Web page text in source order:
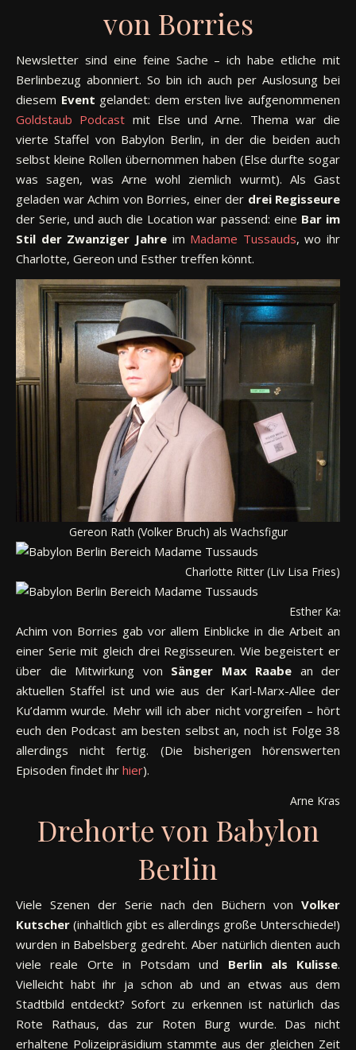
von Borries
Newsletter sind eine feine Sache – ich habe etliche mit
Berlinbezug abonniert. So bin ich auch per Auslosung bei
diesem Event gelandet: dem ersten live aufgenommenen
Goldstaub Podcast mit Else und Arne. Thema war die
vierte Staffel von Babylon Berlin, in der die beiden auch
selbst kleine Rollen übernommen haben (Else durfte sogar
was sagen, was Arne wohl ziemlich wurmt). Als Gast
geladen war Achim von Borries, einer der drei Regisseure
der Serie, und auch die Location war passend: eine Bar im
Stil der Zwanziger Jahreim Madame Tussauds, wo ihr
Charlotte, Gereon und Esther treffen könnt.
Gereon Rath (Volker Bruch) als Wachsfigur
Charlotte Ritter (Liv Lisa Fries)
Esther
Achim von Borries gab vor allem Einblicke in die Arbeit an
einer Serie mit gleich drei Regisseuren. Wie begeistert er
über die Mitwirkung von Sänger Max Raabe an der
aktuellen Staffel ist und wie aus der Karl-Marx-Allee der
Ku’damm wurde. Mehr will ich aber nicht vorgreifen – hört
euch den Podcast am besten selbst an, noch ist Folge 38
allerdings nicht fertig. (Die bisherigen hörenswerten
Episoden findet ihr hier).
Arne
Drehorte von Babylon
Berlin
Viele Szenen der Serie nach den Büchern von Volker
Kutscher (inhaltlich gibt es allerdings große Unterschiede!)
wurden in Babelsberg gedreht. Aber natürlich dienten auch
viele reale Orte in Potsdam und Berlin als Kulisse.
Vielleicht habt ihr ja schon ab und an etwas aus dem
Stadtbild entdeckt? Sofort zu erkennen ist natürlich das
Rote Rathaus, das zur Roten Burg wurde. Das nicht
erhaltene Polizeipräsidium stammte aus der gleichen Zeit